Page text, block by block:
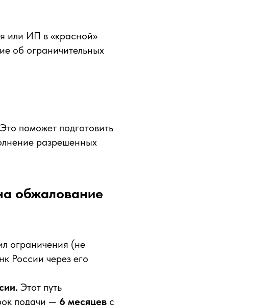
или ИП в «красной»
об ограничительных
поможет подготовить
разрешенных
обжалование
ограничения (не
России через его
Этот путь
подачи — 6 месяцев с